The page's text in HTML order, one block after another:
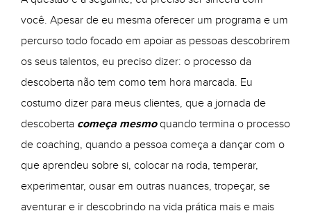
você. Apesar de eu mesma oferecer um programa e um
percurso todo focado em apoiar as pessoas descobrirem
os seus talentos, eu preciso dizer: o processo da
descoberta não tem como tem hora marcada. Eu
costumo dizer para meus clientes, que a jornada de
descoberta começa mesmoquando termina o processo
de coaching, quando a pessoa começa a dançar com o
que aprendeu sobre si, colocar na roda, temperar,
experimentar, ousar em outras nuances, tropeçar, se
aventurar e ir descobrindo na vida prática mais e mais